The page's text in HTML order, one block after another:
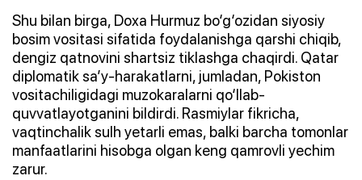
Shu bilan birga, Doxa Hurmuz bo‘g‘ozidan siyosiy
bosim vositasi sifatida foydalanishga qarshi chiqib,
dengiz qatnovini shartsiz tiklashga chaqirdi. Qatar
diplomatik sa’y-harakatlarni, jumladan, Pokiston
vositachiligidagi muzokaralarni qo‘llab-
quvvatlayotganini bildirdi. Rasmiylar fikricha,
vaqtinchalik sulh yetarli emas, balki barcha tomonlar
manfaatlarini hisobga olgan keng qamrovli yechim
zarur.